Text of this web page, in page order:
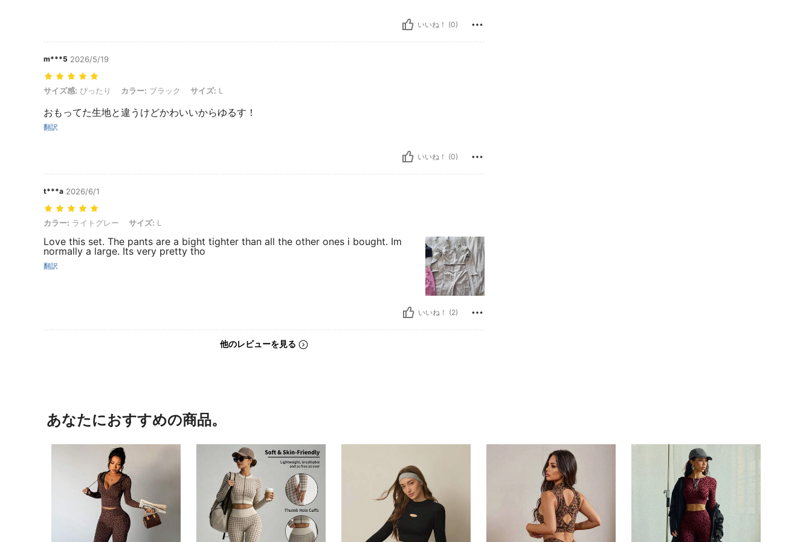
いいね！ (0)
m***5 2026/5/19
サイズ感: ぴったり, カラー: ブラック, サイズ: L
サイズ感: ぴったり カラー: ブラック サイズ: L
おもってた生地と違うけどかわいいからゆるす！
翻訳
いいね！ (0)
t***a 2026/6/1
カラー: ライトグレー, サイズ: L
カラー: ライトグレー サイズ: L
Love this set. The pants are a bight tighter than all the other ones i bought. Im
normally a large. Its very pretty tho
翻訳
いいね！ (2)
他のレビューを見る
あなたにおすすめの商品。